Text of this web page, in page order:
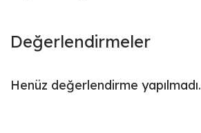
Değerlendirmeler
Henüz değerlendirme yapılmadı.